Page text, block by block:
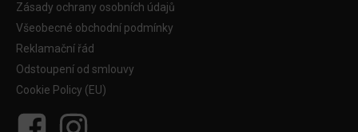
Zásady ochrany osobních údajů
Všeobecné obchodní podmínky
Reklamační řád
Odstoupení od smlouvy
Cookie Policy (EU)